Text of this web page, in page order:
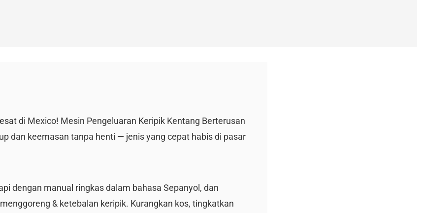
di Mexico! Mesin Pengeluaran Keripik Kentang Berterusan
dan keemasan tanpa henti — jenis yang cepat habis di pasar
dengan manual ringkas dalam bahasa Sepanyol, dan
& ketebalan keripik. Kurangkan kos, tingkatkan